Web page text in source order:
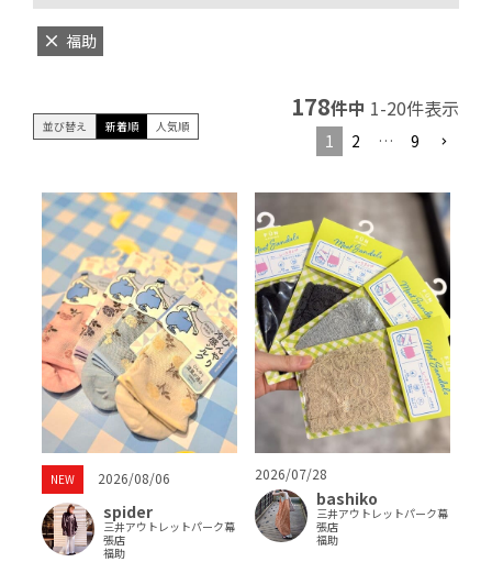
福助
並び替え 新着順 人気順
178件中 1-20件表示
1 2 … 9
NEW 2026/08/06
spider
三井アウトレットパーク幕
張店
福助
2026/07/28
bashiko
三井アウトレットパーク幕
張店
福助